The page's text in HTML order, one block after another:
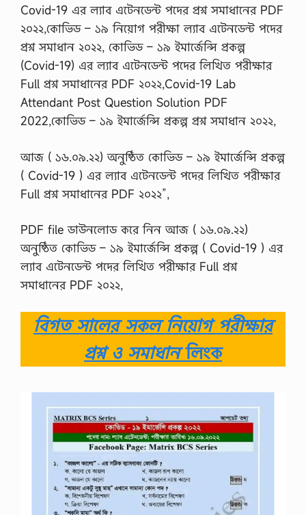
Covid-19 এর ল্যাব এটেনডেন্ট পদের প্রশ্ন সমাধানের PDF
২০২২,কোভিড – ১৯ নিয়োগ পরীক্ষা ল্যাব এটেনডেন্ট পদের
প্রশ্ন সমাধান ২০২২, কোভিড – ১৯ ইমার্জেন্সি প্রকল্প
(Covid-19) এর ল্যাব এটেনডেন্ট পদের লিখিত পরীক্ষার
Full প্রশ্ন সমাধানের PDF ২০২২,Covid-19 Lab
Attendant Post Question Solution PDF
2022,কোভিড – ১৯ ইমার্জেন্সি প্রকল্প প্রশ্ন সমাধান ২০২২,
আজ ( ১৬.০৯.২২) অনুষ্ঠিত কোভিড – ১৯ ইমার্জেন্সি প্রকল্প
( Covid-19 ) এর ল্যাব এটেনডেন্ট পদের লিখিত পরীক্ষার
Full প্রশ্ন সমাধানের PDF ২০২২”,
PDF file ডাউনলোড করে নিন আজ ( ১৬.০৯.২২)
অনুষ্ঠিত কোভিড – ১৯ ইমার্জেন্সি প্রকল্প ( Covid-19 ) এর
ল্যাব এটেনডেন্ট পদের লিখিত পরীক্ষার Full প্রশ্ন
সমাধানের PDF ২০২২,
বিগত সালের সকল নিয়োগ পরীক্ষার
প্রশ্ন ও সমাধানলিংক